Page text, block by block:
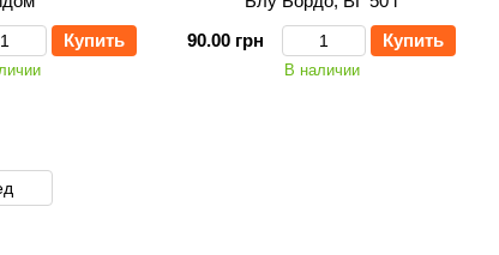
Купить
90.00 грн
Купить
В наличии